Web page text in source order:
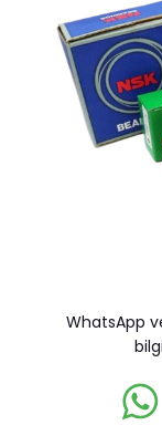
WhatsApp